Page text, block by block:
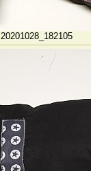
20201028_182105